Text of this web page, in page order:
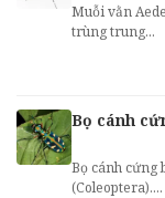
Muỗi vằn
trùng trung...
Bọ cánh
Bọ cánh cứng
(Coleoptera)....